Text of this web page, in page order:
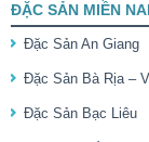
ĐẶC SẢN MIỀN
Đặc Sản An Giang
Đặc Sản Bà Rịa –
Đặc Sản Bạc Liêu